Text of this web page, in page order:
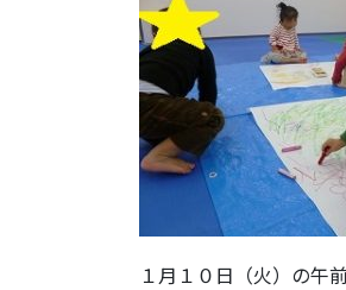
１月１０日（火）の午